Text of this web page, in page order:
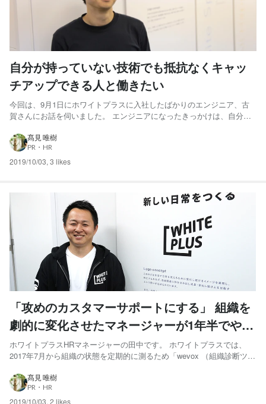
自分が持っていない技術でも抵抗なくキャッ
チアップできる人と働きたい
今回は、9月1日にホワイトプラスに入社したばかりのエンジニア、古
賀さんにお話を伺いました。 エンジニアになったきっかけは、自分で
最初はITとは関係ない業界で、地方自治体のごみ処理プラント会社に入
髙見 唯樹
PR・HR
2019/10/03, 3 likes
「攻めのカスタマーサポートにする」 組織を
劇的に変化させたマネージャーが1年半でやっ
たこと（前編）
ホワイトプラスHRマネージャーの田中です。 ホワイトプラスでは、
2017年7月から組織の状態を定期的に測るため「wevox （組織診断ツー
取り組みを行うなかで、組織の施策を高速でPDCAを回していくために
は結果を数字で語れるようにしたい ②次のフェ...
髙見 唯樹
PR・HR
2019/10/03, 2 likes